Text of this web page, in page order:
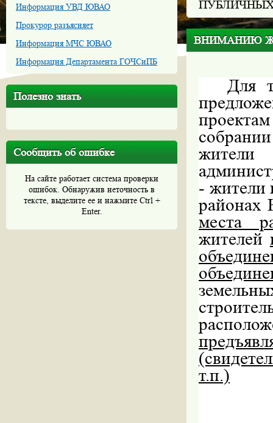
Информация УВД ЮВАО
Прокурор разъясняет
Информация МЧС ЮВАО
Информация Департамента ГОЧСиПБ
Полезно знать
Сообщить об ошибке
На сайте работает система проверки
ошибок. Обнаружив неточность в
тексте, выделите ее и нажмите Ctrl +
Enter.
ВНИМАНИЮ
Для
- жители
места
жителей
т.п.)